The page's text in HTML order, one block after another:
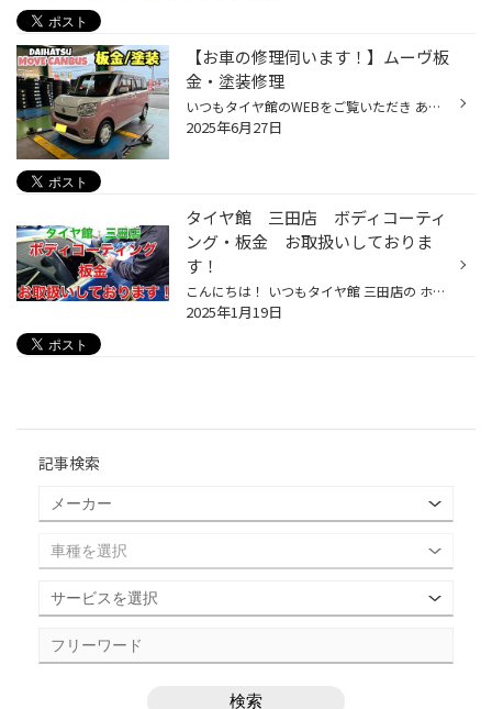
【お車の修理伺います！】ムーヴ板
金・塗装修理
いつもタイヤ館のWEBをご覧いただき ありがとうございます^ ^ 今回は近隣タイヤ館直営店舗にて作業させて頂きました事例をご紹介させて頂きます！ WEB掲載に快諾頂きましたお客様、誠にありがとうございました！ ダイハツ ムーヴキャンバス/5BA-LA800S 『板金・塗装』施工実施です☆★ ルーフ部分のヘ...
2025年6月27日
タイヤ館 三田店 ボディコーティ
ング・板金 お取扱いしておりま
す！
こんにちは！ いつもタイヤ館 三田店の ホームページをご覧いただき ありがとうございます！ タイヤ館 三田店では お車のボディコーティング・板金を お取扱いしております！ ・お車を大事に使いたい。 ・お車をキレイな状態で保ちたい。 オーナー様のご希望に添ったプランを ご提案させていただき...
2025年1月19日
記事検索